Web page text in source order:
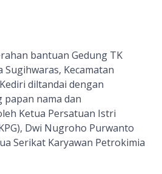
bantuan Gedung TK
Sugihwaras, Kecamatan
diltandai dengan
nama dan
Ketua Persatuan Istri
Dwi Nugroho Purwanto
Serikat Karyawan Petrokimia